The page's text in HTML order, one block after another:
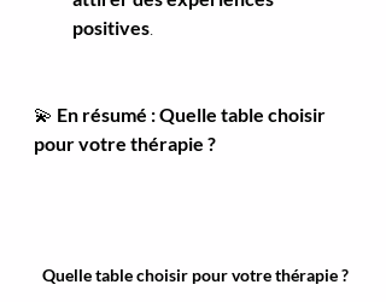
positives
💫 En résumé : Quelle table choisir
pour votre thérapie ?
Quelle table choisir pour votre thérapie ?